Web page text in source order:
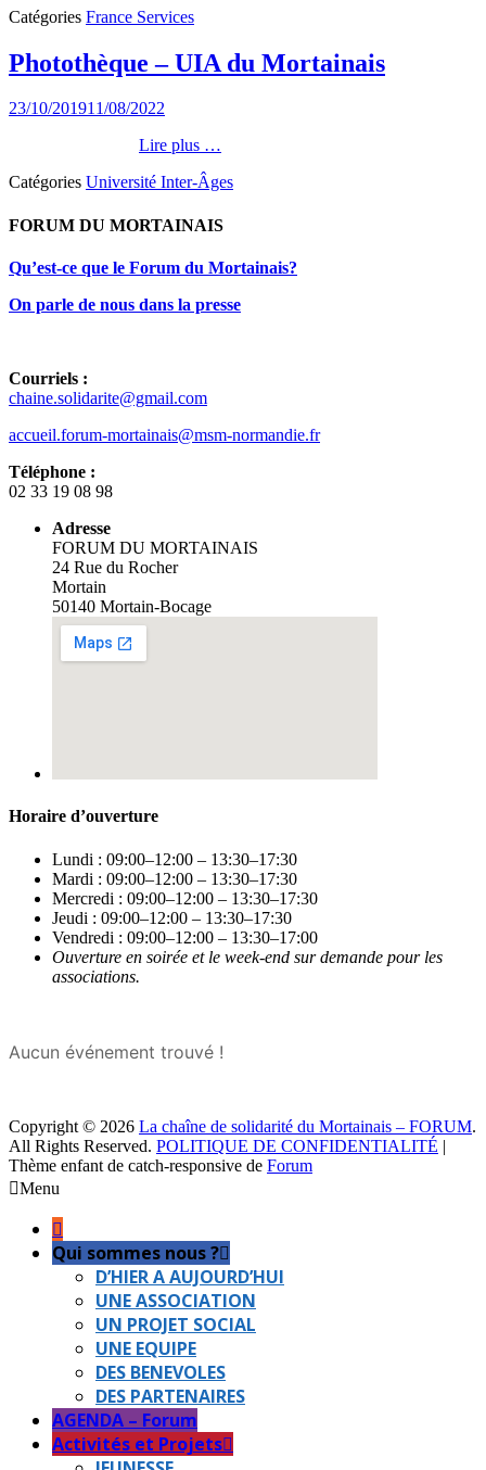
Catégories France Services
Photothèque – UIA du Mortainais
Posted
23/10/201911/08/2022
Lire plus …
Catégories Université Inter-Âges
FORUM DU MORTAINAIS
Qu’est-ce que le Forum du Mortainais?
On parle de nous dans la presse
Courriels :
chaine.solidarite@gmail.com
accueil.forum-mortainais@msm-normandie.fr
Téléphone :
02 33 19 08 98
Adresse
FORUM DU MORTAINAIS
24 Rue du Rocher
Mortain
50140 Mortain-Bocage
Horaire d’ouverture
Lundi : 09:00–12:00 – 13:30–17:30
Mardi : 09:00–12:00 – 13:30–17:30
Mercredi : 09:00–12:00 – 13:30–17:30
Jeudi : 09:00–12:00 – 13:30–17:30
Vendredi : 09:00–12:00 – 13:30–17:00
Ouverture en soirée et le week-end sur demande pour les
associations.
Aucun événement trouvé !
Copyright © 2026 La chaîne de solidarité du Mortainais – FORUM.
All Rights Reserved. POLITIQUE DE CONFIDENTIALITÉ |
Thème enfant de catch-responsive de Forum
Faire
Menu
Qui sommes nous ?
D’HIER A AUJOURD’HUI
UNE ASSOCIATION
UN PROJET SOCIAL
UNE EQUIPE
DES BENEVOLES
DES PARTENAIRES
AGENDA – Forum
Activités et Projets